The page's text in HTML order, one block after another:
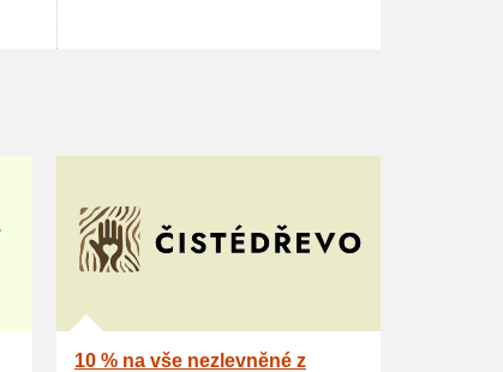
10 % na vše nezlevněné z